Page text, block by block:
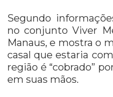
Segundo
no conjunto Viver
Manaus, e mostra o
casal que estaria
região é “cobrado”
em suas mãos.